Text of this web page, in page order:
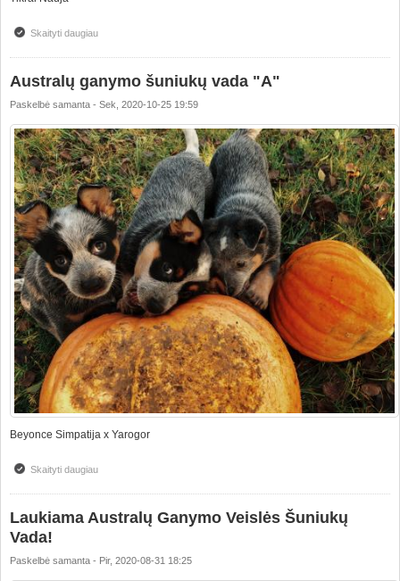
Skaityti daugiauapie G - litter
Australų ganymo šuniukų vada "A"
Paskelbė samanta - Sek, 2020-10-25 19:59
Beyonce Simpatija x Yarogor
Skaityti daugiauapie Australų ganymo šuniukų vada "A"
Laukiama Australų Ganymo Veislės Šuniukų
Vada!
Paskelbė samanta - Pir, 2020-08-31 18:25